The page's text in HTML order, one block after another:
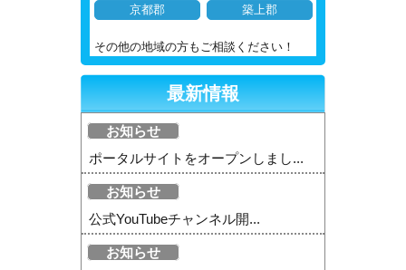
京都郡
築上郡
その他の地域の方もご相談ください！
最新情報
お知らせ
ポータルサイトをオープンしまし...
お知らせ
公式YouTubeチャンネル開...
お知らせ